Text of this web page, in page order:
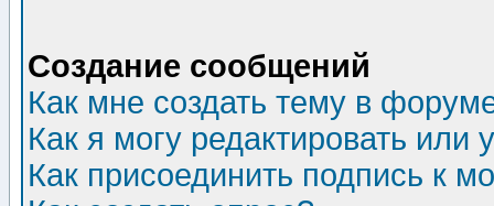
Создание сообщений
Как мне создать тему в
Как я могу редактировать или
Как присоединить подпись к